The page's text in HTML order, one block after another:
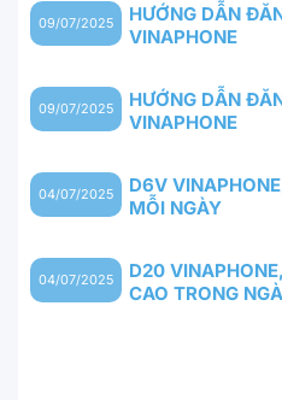
HƯỚNG DẪN
VINAPHONE
09/07/2025
HƯỚNG DẪN
VINAPHONE
09/07/2025
D6V
MỖI NGÀY
04/07/2025
D20
CAO TRONG
04/07/2025